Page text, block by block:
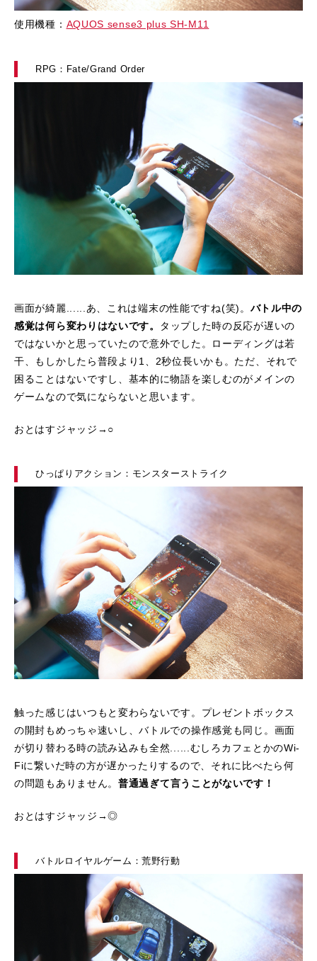
使用機種： AQUOS sense3 plus SH-M11
RPG：Fate/Grand Order
画面が綺麗......あ、これは端末の性能ですね(笑)。 バトル中の
感覚は何ら変わりはないです。
タップした時の反応が遅いの
ではないかと思っていたので意外でした。ローディングは若
干、もしかしたら普段より1、2秒位長いかも。ただ、それで
困ることはないですし、基本的に物語を楽しむのがメインの
ゲームなので気にならないと思います。
おとはすジャッジ→○
ひっぱりアクション：モンスターストライク
触った感じはいつもと変わらないです。プレゼントボックス
の開封もめっちゃ速いし、バトルでの操作感覚も同じ。画面
が切り替わる時の読み込みも全然......むしろカフェとかのWi-
Fiに繋いだ時の方が遅かったりするので、それに比べたら何
の問題もありません。 普通過ぎて言うことがないです！
おとはすジャッジ→◎
バトルロイヤルゲーム：荒野行動